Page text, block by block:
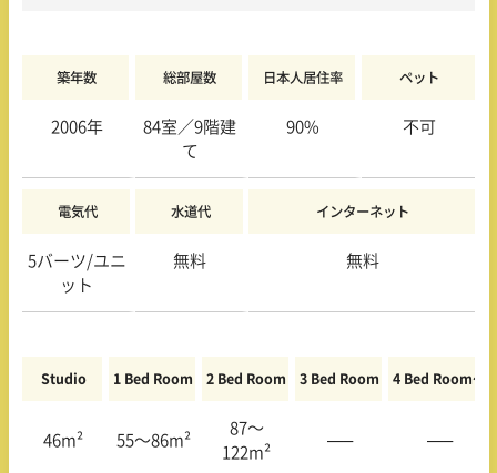
築年数 総部屋数 日本人居住率 ペット
2006年
84室／9階建
て
90% 不可
電気代 水道代 インターネット
5バーツ/ユニ
ット
無料 無料
Studio 1 Bed Room 2 Bed Room 3 Bed Room 4 Bed Room〜
46m² 55〜86m²
87〜
122m²
—– —–